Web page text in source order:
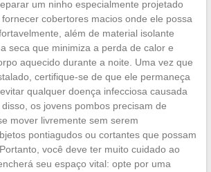
um ninho especialmente projetado
cobertores macios onde ele possa
além de material isolante
seca que minimiza a perda de calor e
aquecido durante a noite. Uma vez que
certifique-se de que ele permaneça
qualquer doença infecciosa causada
os jovens pombos precisam de
mover livremente sem serem
pontiagudos ou cortantes que possam
você deve ter muito cuidado ao
seu espaço vital: opte por uma